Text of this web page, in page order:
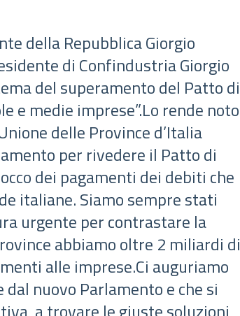
della Repubblica Giorgio
di Confindustria Giorgio
del superamento del Patto di
e medie imprese”.Lo rende noto
delle Province d’Italia
per rivedere il Patto di
dei pagamenti dei debiti che
italiane. Siamo sempre stati
urgente per contrastare la
abbiamo oltre 2 miliardi di
alle imprese.Ci auguriamo
nuovo Parlamento e che si